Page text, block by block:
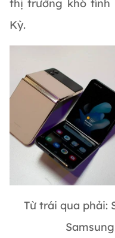
thị trường khó tính
Kỳ.
Từ trái qua phải: